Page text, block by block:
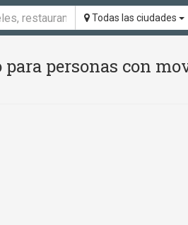
Todas las ciudades
personas con